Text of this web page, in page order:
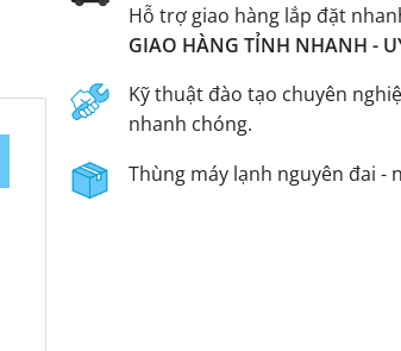
Hỗ trợ giao hàng lắp đặt
GIAO HÀNG TỈNH NHANH -
Kỹ thuật đào tạo chuyên
nhanh chóng.
Thùng máy lạnh nguyên đai -